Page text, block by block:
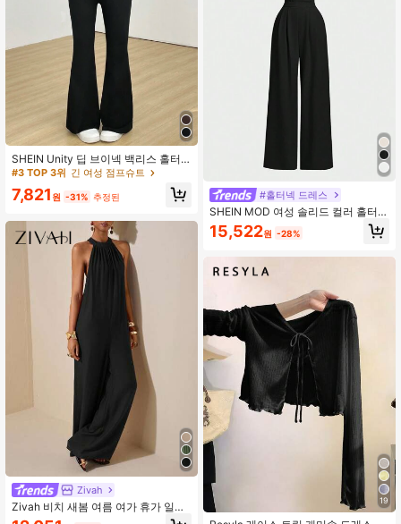
SHEIN Unity 딥 브이넥 백리스 홀터
긴 점프수트, 높은 신축성으로 슬림닝
운지웨어 여성용, 봄/여름
#3 TOP 3위 긴 여성 점프슈트
7,821 원 -31% 추정된
Zivah
Zivah 비치 새봄 여름 여가 휴가 일상
통근 홀터 넥 라운드 넥 민소매 초박형
#홀터넥 드레스
SHEIN MOD 여성 솔리드 컬러 홀터
타이 프론트 와이드 레그 점프수트, 통
근, 캐주얼 및 비즈니스 정장 착용에
15,522원 -28%
19